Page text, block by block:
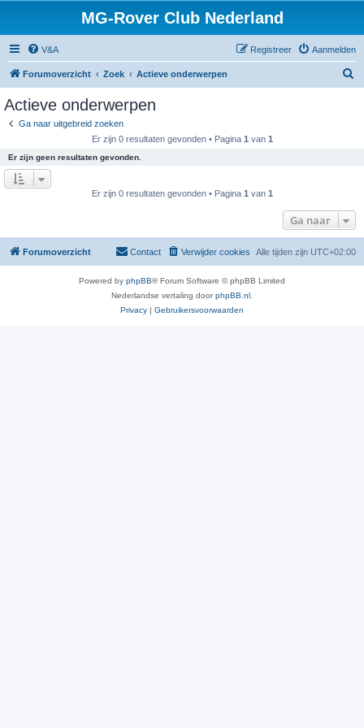
MG-Rover Club Nederland
V&A Aanmelden
Registreer
Forumoverzicht Zoek Actieve onderwerpen
Actieve onderwerpen
Ga naar uitgebreid zoeken
Er zijn 0 resultaten gevonden • Pagina 1 van 1
Er zijn geen resultaten gevonden.
Er zijn 0 resultaten gevonden • Pagina 1 van 1
Ga naar
Forumoverzicht Alle tijden zijn UTC+02:00
Verwijder cookies
Contact
Powered by phpBB® Forum Software © phpBB Limited
Nederlandse vertaling doorphpBB.nl
Privacy | Gebruikersvoorwaarden